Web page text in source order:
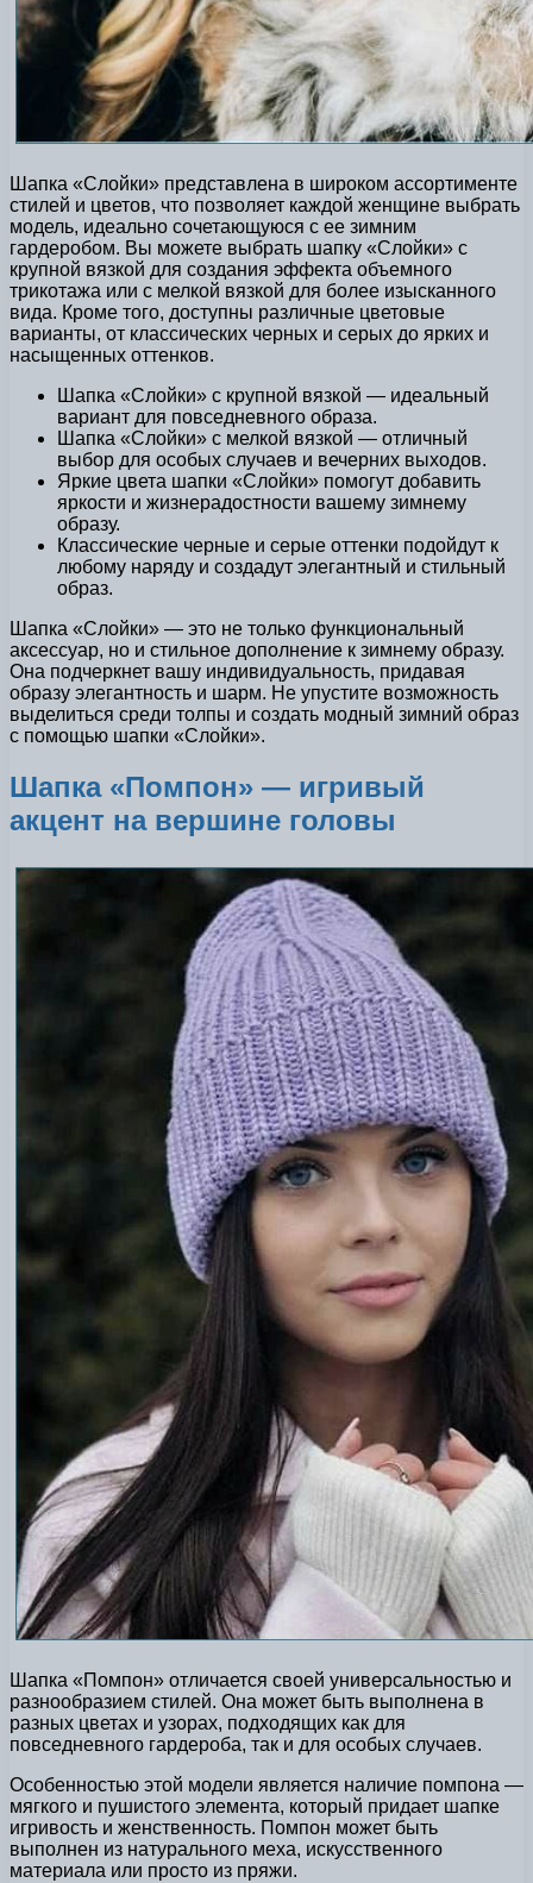
Шапка «Слойки» представлена в широком ассортименте
стилей и цветов, что позволяет каждой женщине выбрать
модель, идеально сочетающуюся с ее зимним
гардеробом. Вы можете выбрать шапку «Слойки» с
крупной вязкой для создания эффекта объемного
трикотажа или с мелкой вязкой для более изысканного
вида. Кроме того, доступны различные цветовые
варианты, от классических черных и серых до ярких и
насыщенных оттенков.
Шапка «Слойки» с крупной вязкой — идеальный
вариант для повседневного образа.
Шапка «Слойки» с мелкой вязкой — отличный
выбор для особых случаев и вечерних выходов.
Яркие цвета шапки «Слойки» помогут добавить
яркости и жизнерадостности вашему зимнему
образу.
Классические черные и серые оттенки подойдут к
любому наряду и создадут элегантный и стильный
образ.
Шапка «Слойки» — это не только функциональный
аксессуар, но и стильное дополнение к зимнему образу.
Она подчеркнет вашу индивидуальность, придавая
образу элегантность и шарм. Не упустите возможность
выделиться среди толпы и создать модный зимний образ
с помощью шапки «Слойки».
Шапка «Помпон» — игривый
акцент на вершине головы
Шапка «Помпон» отличается своей универсальностью и
разнообразием стилей. Она может быть выполнена в
разных цветах и узорах, подходящих как для
повседневного гардероба, так и для особых случаев.
Особенностью этой модели является наличие помпона —
мягкого и пушистого элемента, который придает шапке
игривость и женственность. Помпон может быть
выполнен из натурального меха, искусственного
материала или просто из пряжи.